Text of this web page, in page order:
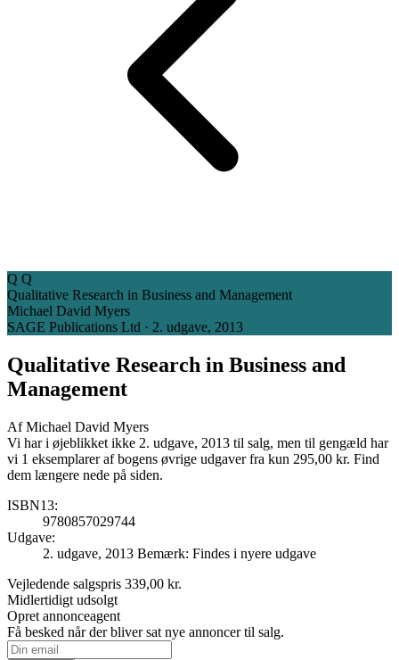
Q Q
Qualitative Research in Business and Management
Michael David Myers
SAGE Publications Ltd · 2. udgave, 2013
Qualitative Research in Business and
Management
AfMichael David Myers
Vi har i øjeblikket ikke 2. udgave, 2013 til salg, men til gengæld har
vi 1 eksemplarer af bogens øvrige udgaver fra kun 295,00 kr. Find
dem længere nede på siden.
ISBN13:
9780857029744
Udgave:
2. udgave, 2013 Bemærk: Findes i nyere udgave
Vejledende salgspris 339,00 kr.
Midlertidigt udsolgt
Opret annonceagent
Få besked når der bliver sat nye annoncer til salg.